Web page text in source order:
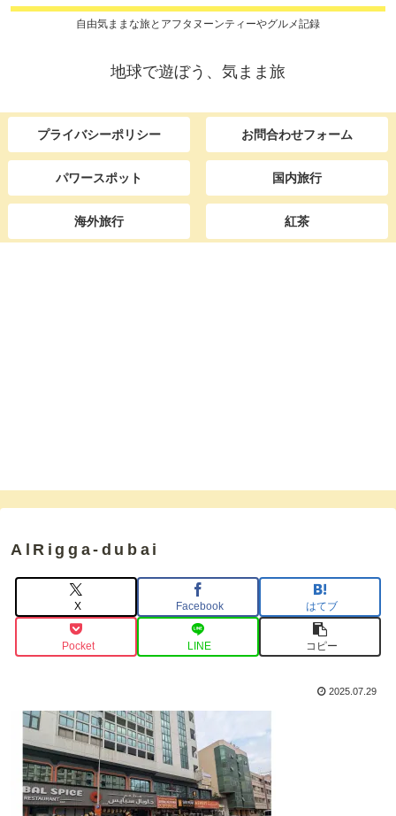
自由気ままな旅とアフタヌーンティーやグルメ記録
地球で遊ぼう、気まま旅
プライバシーポリシー お問合わせフォーム
パワースポット 国内旅行
海外旅行 紅茶
AlRigga-dubai
X Facebook はてブ
Pocket LINE コピー
2025.07.29